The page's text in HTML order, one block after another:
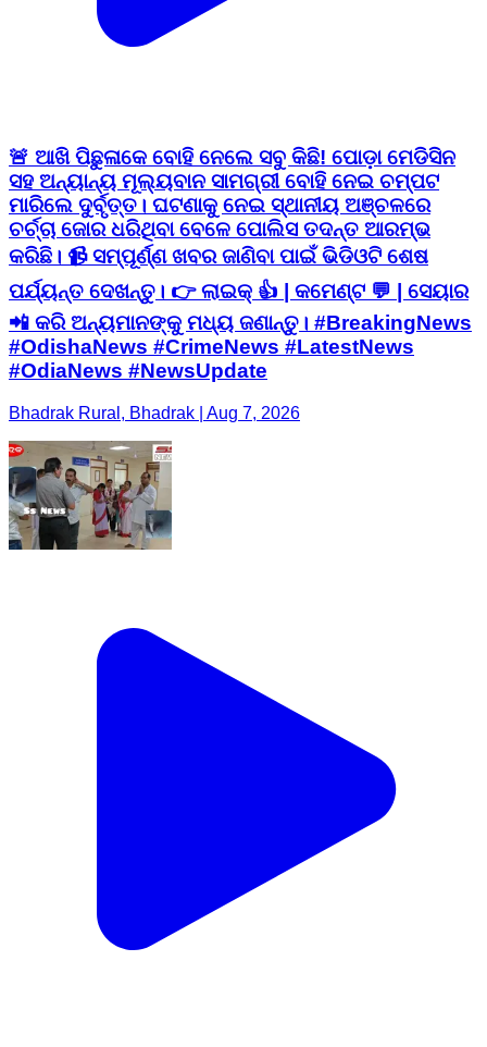
🚨 ଆଖି ପିଛୁଳାକେ ବୋହି ନେଲେ ସବୁ କିଛି! ପୋଡ଼ା ମେଡିସିନ
ସହ ଅନ୍ୟାନ୍ୟ ମୂଲ୍ୟବାନ ସାମଗ୍ରୀ ବୋହି ନେଇ ଚମ୍ପଟ
ମାରିଲେ ଦୁର୍ବୃତ୍ତ। ଘଟଣାକୁ ନେଇ ସ୍ଥାନୀୟ ଅଞ୍ଚଳରେ
ଚର୍ଚ୍ଚା ଜୋର ଧରିଥିବା ବେଳେ ପୋଲିସ ତଦନ୍ତ ଆରମ୍ଭ
କରିଛି। 📹 ସମ୍ପୂର୍ଣ୍ଣ ଖବର ଜାଣିବା ପାଇଁ ଭିଡିଓଟି ଶେଷ
ପର୍ଯ୍ୟନ୍ତ ଦେଖନ୍ତୁ। 👉 ଲାଇକ୍ 👍 | କମେଣ୍ଟ 💬 | ସେୟାର
📲 କରି ଅନ୍ୟମାନଙ୍କୁ ମଧ୍ୟ ଜଣାନ୍ତୁ। #BreakingNews
#OdishaNews #CrimeNews #LatestNews
#OdiaNews #NewsUpdate
Bhadrak Rural, Bhadrak | Aug 7, 2026